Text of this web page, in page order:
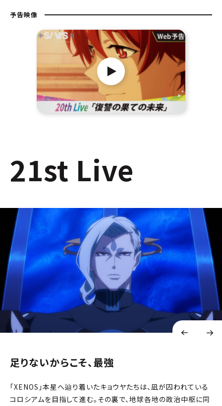
予告映像
21st Live
足りないからこそ、最強
「XENOS」本星へ辿り着いたキョウヤたちは、凪が囚われている
コロシアムを目指して進む。その裏で、地球各地の政治中枢に同